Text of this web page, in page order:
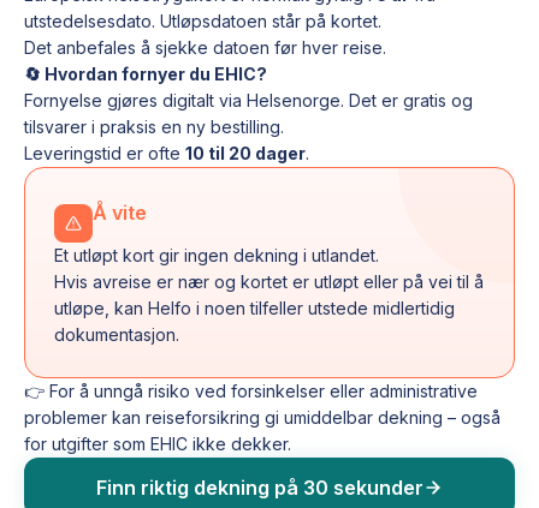
utstedelsesdato. Utløpsdatoen står på kortet.
Det anbefales å sjekke datoen før hver reise.
🔄 Hvordan fornyer du EHIC?
Fornyelse gjøres digitalt via Helsenorge. Det er gratis og
tilsvarer i praksis en ny bestilling.
Leveringstid er ofte 10 til 20 dager.
Å vite
Et utløpt kort gir ingen dekning i utlandet.
Hvis avreise er nær og kortet er utløpt eller på vei til å
utløpe, kan Helfo i noen tilfeller utstede midlertidig
dokumentasjon.
👉 For å unngå risiko ved forsinkelser eller administrative
problemer kan reiseforsikring gi umiddelbar dekning – også
for utgifter som EHIC ikke dekker.
Finn riktig dekning på 30 sekunder